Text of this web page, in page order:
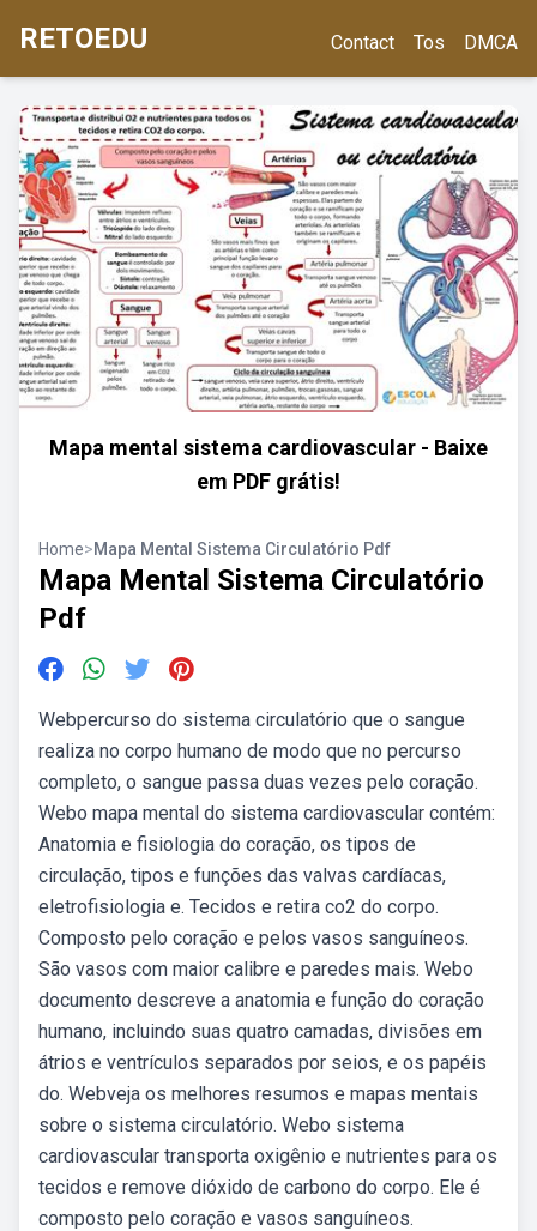
RETOEDU Contact Tos DMCA
Mapa mental sistema cardiovascular - Baixe
em PDF grátis!
Home>Mapa Mental Sistema Circulatório Pdf
Mapa Mental Sistema Circulatório
Pdf
Webpercurso do sistema circulatório que o sangue
realiza no corpo humano de modo que no percurso
completo, o sangue passa duas vezes pelo coração.
Webo mapa mental do sistema cardiovascular contém:
Anatomia e fisiologia do coração, os tipos de
circulação, tipos e funções das valvas cardíacas,
eletrofisiologia e. Tecidos e retira co2 do corpo.
Composto pelo coração e pelos vasos sanguíneos.
São vasos com maior calibre e paredes mais. Webo
documento descreve a anatomia e função do coração
humano, incluindo suas quatro camadas, divisões em
átrios e ventrículos separados por seios, e os papéis
do. Webveja os melhores resumos e mapas mentais
sobre o sistema circulatório. Webo sistema
cardiovascular transporta oxigênio e nutrientes para os
tecidos e remove dióxido de carbono do corpo. Ele é
composto pelo coração e vasos sanguíneos.